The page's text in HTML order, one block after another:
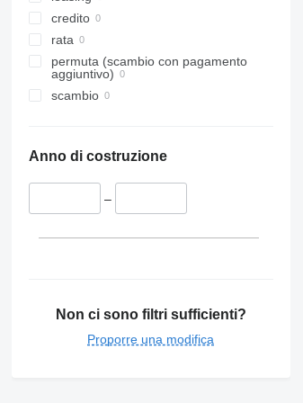
Atego 1828
Sprinter 515
Sprinter 518
Sprinter 906
Unimog U1300
Vario 612
Viano
Vito
VM
VNL
credito
rata
permuta (scambio con pagamento
aggiuntivo)
scambio
Anno di costruzione
–
Non ci sono filtri sufficienti?
Proporre una modifica